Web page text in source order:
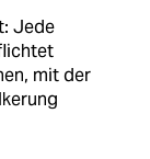
Jede
mit der